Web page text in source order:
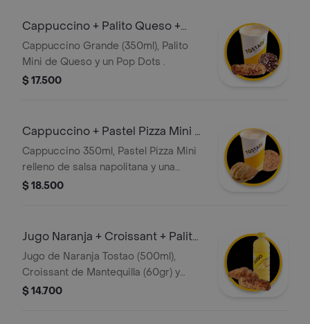
Cappuccino + Palito Queso +
Pop Dots
Cappuccino Grande (350ml), Palito
Mini de Queso y un Pop Dots .
$ 17.500
Cappuccino + Pastel Pizza Mini +
Galleta
Cappuccino 350ml, Pastel Pizza Mini
relleno de salsa napolitana y una
Galleta Chocochips (50gr)
$ 18.500
Jugo Naranja + Croissant + Palito
Q Mini
Jugo de Naranja Tostao (500ml),
Croissant de Mantequilla (60gr) y
Palito de Queso Mini
$ 14.700